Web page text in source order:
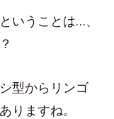
いうことは…、
型からリンゴ
りますね。